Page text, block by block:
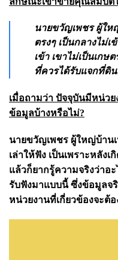
นายขวัญเพชร ผู้ให
ตรงๆ เป็นกลางไม่
เข้า เขาไม่เป็นเกษ
ที่ควรได้รับแจกที่ดิ
เมื่อถามว่า ปัจจุบันมีหน่ว
ข้อมูลบ้างหรือไม่?
นายขวัญเพชร ผู้ใหญ่บ้าน
เล่าให้ฟัง เป็นเพราะหลังเ
แล้วก็ยากรู้ความจริงว่าอ
รับฟังมาแบบนี้ ซึ่งข้อมูลจริ
หน่วยงานที่เกี่ยวข้องจะต้